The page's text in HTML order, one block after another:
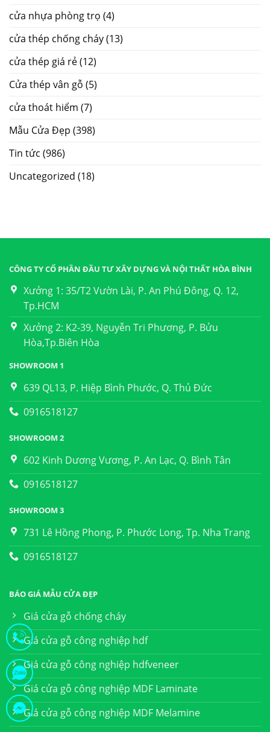
cửa nhựa phòng trọ (4)
cửa thép chống cháy(13)
cửa thép giá rẻ(12)
Cửa thép vân gỗ (5)
cửa thoát hiểm (7)
Mẫu Cửa Đẹp (398)
Tin tức (986)
Uncategorized (18)
CÔNG TY CỔ PHẦN ĐẦU TƯ XÂY DỰNG VÀ NỘI THẤT HÒA BÌNH
Xưởng 1: 35/T2 Vườn Lài, P. An Phú Đông, Q. 12,
Tp.HCM
Xưởng 2: K2-39, Nguyễn Tri Phương, P. Bửu
Hòa,Tp.Biên Hòa
SHOWROOM 1
639 QL13, P. Hiệp Bình Phước, Q. Thủ Đức
0916518127
SHOWROOM 2
602 Kinh Dương Vương, P. An Lạc, Q. Bình Tân
0916518127
SHOWROOM 3
731 Lê Hồng Phong, P. Phước Long, Tp. Nha Trang
0916518127
BÁO GIÁ MẪU CỬA ĐẸP
Giá cửa gỗ chống cháy
Giá cửa gỗ công nghiệp hdf
Giá cửa gỗ công nghiệp hdfveneer
Giá cửa gỗ công nghiệp MDF Laminate
Giá cửa gỗ công nghiệp MDF Melamine